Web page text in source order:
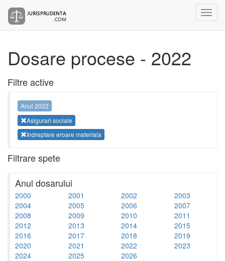
Dosare procese - 2022
Filtre active
Anul 2022
Asigurari sociale
Indreptare eroare materiala
Filtrare spete
Anul dosarului
2000 2001 2002
2003
2004
2005 2006
2007
2008
2009 2010
2011
2012
2013 2014
2015
2016
2017 2018
2019
2020
2021 2022
2023
2024
2025 2026